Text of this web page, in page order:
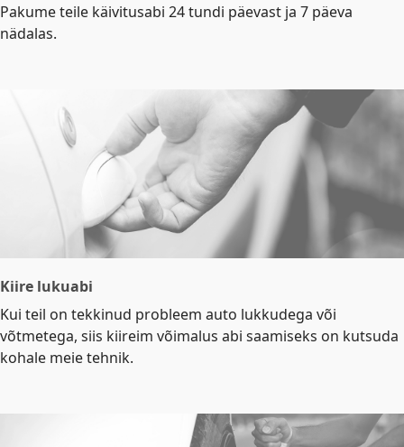
Pakume teile käivitusabi 24 tundi päevast ja 7 päeva
nädalas.
Kiire lukuabi
Kui teil on tekkinud probleem auto lukkudega või
võtmetega, siis kiireim võimalus abi saamiseks on kutsuda
kohale meie tehnik.